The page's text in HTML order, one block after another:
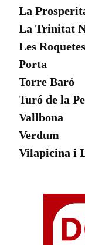
La
La Trinitat
Les Roquetes
Porta
Torre Baró
Turó de la
Vallbona
Verdum
Vilapicina i